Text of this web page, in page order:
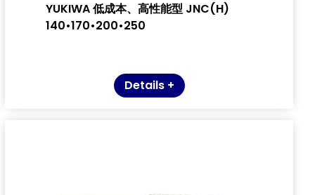
YUKIWA 低成本、高性能型 JNC(H)
140•170•200•250
Details +